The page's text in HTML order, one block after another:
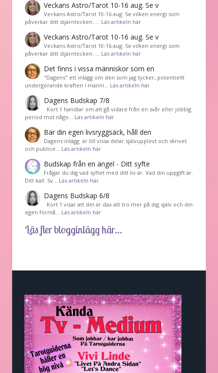
Veckans Astro/Tarot 10-16 aug. Se v
Veckans Astro/Tarot 10-16 aug. Se vilken energi som
påverkar ditt stjärntecken. … Läs artikeln här
Veckans Astro/Tarot 10-16 aug. Se v
Veckans Astro/Tarot 10-16 aug. Se vilken energi som
påverkar ditt stjärntecken. … Läs artikeln här
Det finns i vissa människor som en
"Dagens" ett inlägg om den som jag tycker, potentiellt
undergörande kraften i männi… Läs artikeln här
Dagens Budskap 7/8
Kort 1 handlar om att gå vidare från en svår eller jobbig
period mot någo… Läs artikeln här
Bär din egen livsryggsäck, håll den
Dagens inlägg är till vissa delar självupplevt och skrivet
och publice… Läs artikeln här
Budskap från en ängel - Ditt syfte
Frågar du dig vad syftet med ditt liv är. Vad din uppgift är.
Ditt kall. Sv… Läs artikeln här
Dagens Budskap 6/8
Kort 1 visar att det är dax att tro mer på dig själv och din
egen förmå… Läs artikeln här
Läs fler blogginlägg här...